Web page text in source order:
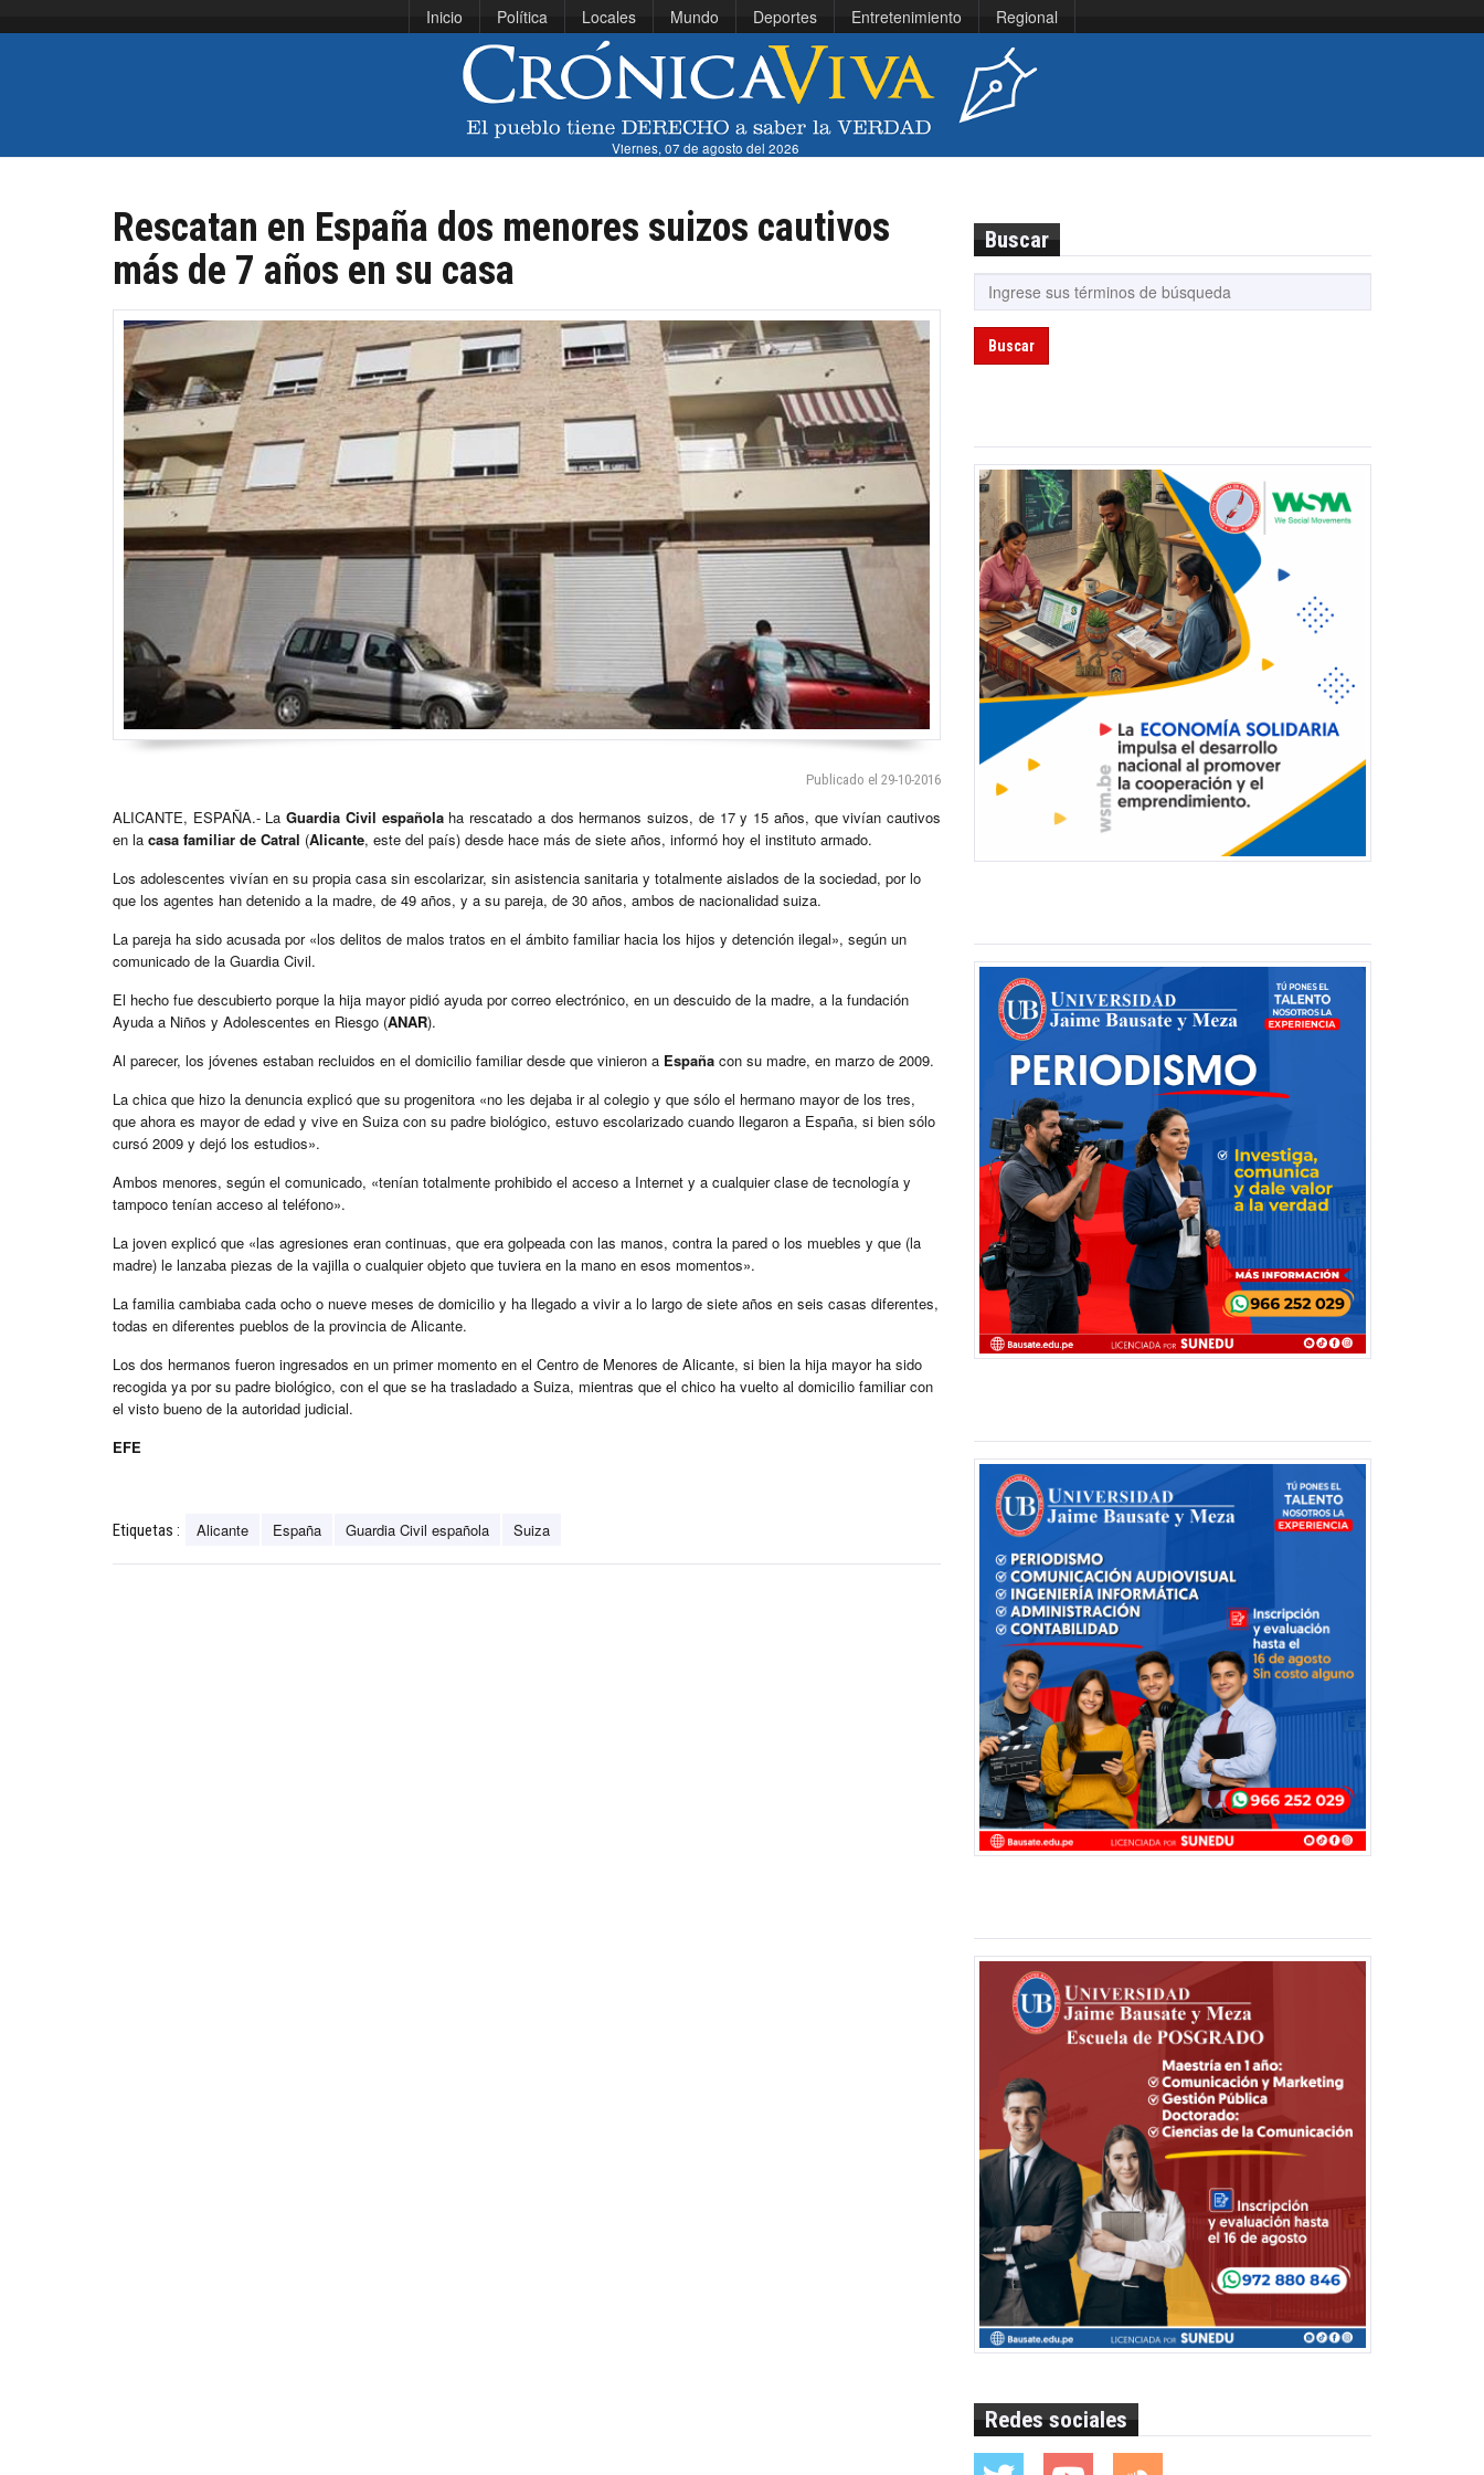
Inicio Política Locales Mundo Deportes Entretenimiento Regional
Viernes, 07 de agosto del 2026
Rescatan en España dos menores suizos cautivos
más de 7 años en su casa
Publicado el 29-10-2016
ALICANTE, ESPAÑA.- LaGuardia Civil españolaha rescatado a dos hermanos suizos, de 17 y 15 años, que vivían cautivos
en la casa familiar de Catral (Alicante, este del país) desde hace más de siete años, informó hoy el instituto armado.
Los adolescentes vivían en su propia casa sin escolarizar, sin asistencia sanitaria y totalmente aislados de la sociedad, por lo
que los agentes han detenido a la madre, de 49 años, y a su pareja, de 30 años, ambos de nacionalidad suiza.
La pareja ha sido acusada por «los delitos de malos tratos en el ámbito familiar hacia los hijos y detención ilegal», según un
comunicado de la Guardia Civil.
El hecho fue descubierto porque la hija mayor pidió ayuda por correo electrónico, en un descuido de la madre, a la fundación
Ayuda a Niños y Adolescentes en Riesgo (ANAR).
Al parecer, los jóvenes estaban recluidos en el domicilio familiar desde que vinieron a España con su madre, en marzo de 2009.
La chica que hizo la denuncia explicó que su progenitora «no les dejaba ir al colegio y que sólo el hermano mayor de los tres,
que ahora es mayor de edad y vive en Suiza con su padre biológico, estuvo escolarizado cuando llegaron a España, si bien sólo
cursó 2009 y dejó los estudios».
Ambos menores, según el comunicado, «tenían totalmente prohibido el acceso a Internet y a cualquier clase de tecnología y
tampoco tenían acceso al teléfono».
La joven explicó que «las agresiones eran continuas, que era golpeada con las manos, contra la pared o los muebles y que (la
madre) le lanzaba piezas de la vajilla o cualquier objeto que tuviera en la mano en esos momentos».
La familia cambiaba cada ocho o nueve meses de domicilio y ha llegado a vivir a lo largo de siete años en seis casas diferentes,
todas en diferentes pueblos de la provincia de Alicante.
Los dos hermanos fueron ingresados en un primer momento en el Centro de Menores de Alicante, si bien la hija mayor ha sido
recogida ya por su padre biológico, con el que se ha trasladado a Suiza, mientras que el chico ha vuelto al domicilio familiar con
el visto bueno de la autoridad judicial.
EFE
Etiquetas : Alicante España Guardia Civil española Suiza
Buscar
Buscar
Redes sociales